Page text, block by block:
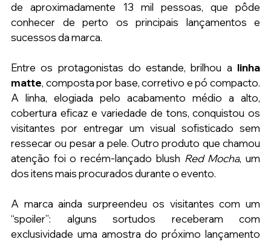
de aproximadamente 13 mil pessoas, que pôde
conhecer de perto os principais lançamentos e
sucessos da marca.
Entre os protagonistas do estande, brilhou a linha
matte, composta por base, corretivo e pó compacto.
A linha, elogiada pelo acabamento médio a alto,
cobertura eficaz e variedade de tons, conquistou os
visitantes por entregar um visual sofisticado sem
ressecar ou pesar a pele. Outro produto que chamou
atenção foi o recém-lançado blush Red Mocha, um
dos itens mais procurados durante o evento.
A marca ainda surpreendeu os visitantes com um
“spoiler”: alguns sortudos receberam com
exclusividade uma amostra do próximo lançamento